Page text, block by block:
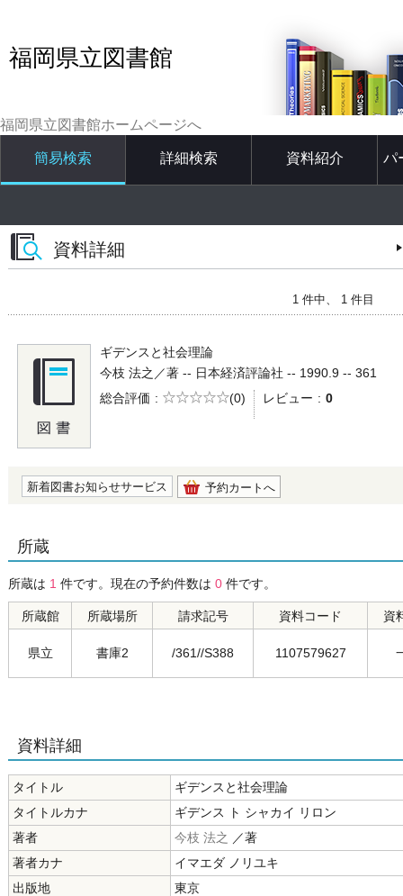
福岡県立図書館
福岡県立図書館ホームページへ
簡易検索 詳細検索 資料紹介 パ
資料詳細
1 件中、 1 件目
ギデンスと社会理論
今枝 法之／著 -- 日本経済評論社 -- 1990.9 -- 361
総合評価
5段階評価
(0) レビュー 0
新着図書お知らせサービス 予約カートへ
所蔵
所蔵は 1 件です。現在の予約件数は 0 件です。
所蔵館 所蔵場所 請求記号 資料コード 資
県立 書庫2 /361//S388 1107579627
資料詳細
タイトル
ギデンスと社会理論
タイトルカナ
ギデンス ト シャカイ リロン
著者
今枝 法之 ／著
著者カナ
イマエダ ノリユキ
出版地
東京